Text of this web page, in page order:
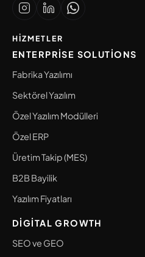
HIZMETLER
ENTERPRISE SOLUTIONS
Fabrika Yazılımı
Sektörel Yazılım
Özel Yazılım Modülleri
Özel ERP
Üretim Takip (MES)
B2B Bayilik
Yazılım Fiyatları
DIGITAL GROWTH
SEO ve GEO